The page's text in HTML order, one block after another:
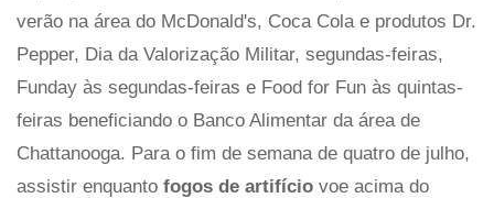
verão na área do McDonald's, Coca Cola e produtos Dr.
Pepper, Dia da Valorização Militar, segundas-feiras,
Funday às segundas-feiras e Food for Fun às quintas-
feiras beneficiando o Banco Alimentar da área de
Chattanooga. Para o fim de semana de quatro de julho,
assistir enquanto fogos de artifício voe acima do